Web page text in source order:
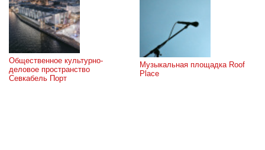
Общественное культурно-
деловое пространство
Севкабель Порт
Музыкальная площадка Roof
Place